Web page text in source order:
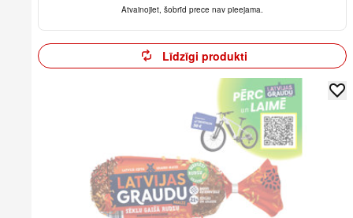
Atvainojiet, šobrīd prece nav pieejama.
Līdzīgi produkti